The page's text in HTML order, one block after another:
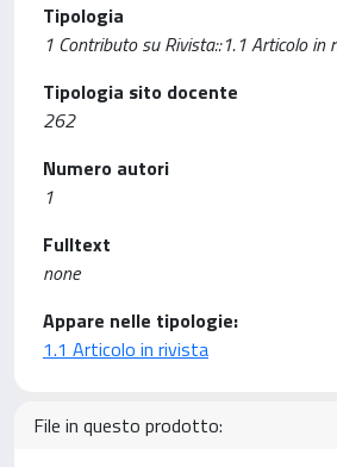
Tipologia
1 Contributo su Rivista::1.1 Articolo in
Tipologia sito docente
262
Numero autori
1
Fulltext
none
Appare nelle tipologie:
1.1 Articolo in rivista
File in questo prodotto: